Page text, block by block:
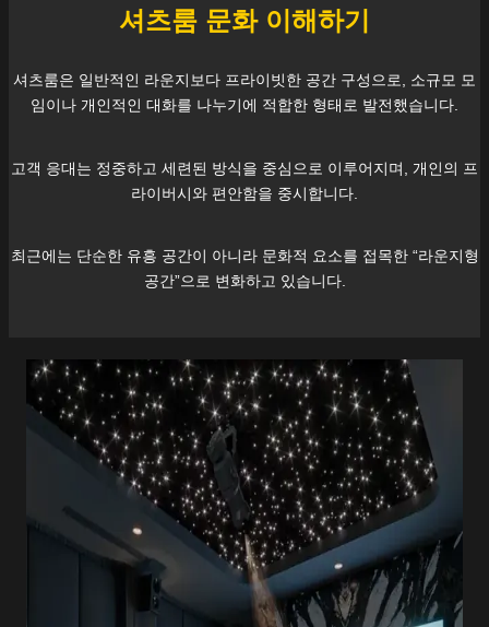
셔츠룸 문화 이해하기
셔츠룸은 일반적인 라운지보다 프라이빗한 공간 구성으로, 소규모 모
임이나 개인적인 대화를 나누기에 적합한 형태로 발전했습니다.
고객 응대는 정중하고 세련된 방식을 중심으로 이루어지며, 개인의 프
라이버시와 편안함을 중시합니다.
최근에는 단순한 유흥 공간이 아니라 문화적 요소를 접목한 “라운지형
공간”으로 변화하고 있습니다.